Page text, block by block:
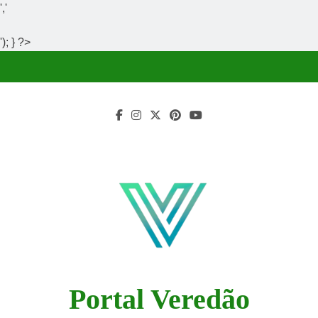
','
'); } ?>
Portal Veredão